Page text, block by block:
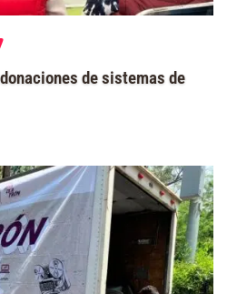
de sistemas de